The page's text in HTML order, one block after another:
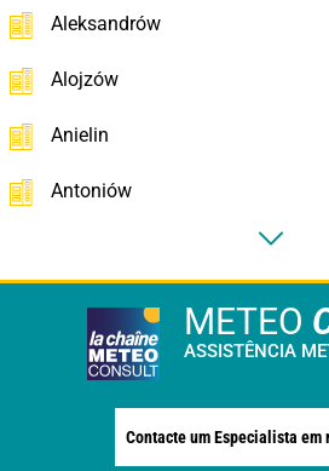
Aleksandrów
Alojzów
Anielin
Antoniów
METEO
ASSISTÊNCIA
Contacte um Especialista em